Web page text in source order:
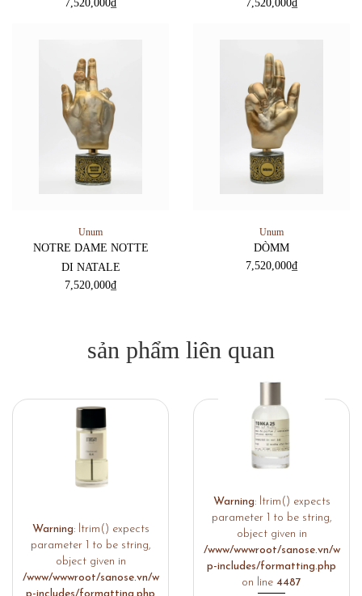
7,520,000₫ 7,520,000₫
Unum
NOTRE DAME NOTTE
DI NATALE
7,520,000₫
Unum
DÒMM
7,520,000₫
sản phẩm liên quan
Warning: ltrim() expects
parameter 1 to be string,
object given in
/www/wwwroot/sanose.vn/w
Warning: ltrim() expects
parameter 1 to be string,
object given in
/www/wwwroot/sanose.vn/w
p-includes/formatting.php
on line 4487